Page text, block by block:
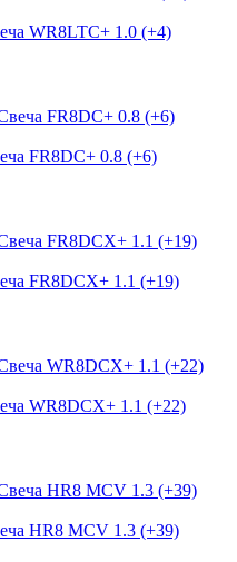
WR8LTC+ 1.0 (+4)
FR8DC+ 0.8 (+6)
FR8DCX+ 1.1 (+19)
WR8DCX+ 1.1 (+22)
HR8 MCV 1.3 (+39)